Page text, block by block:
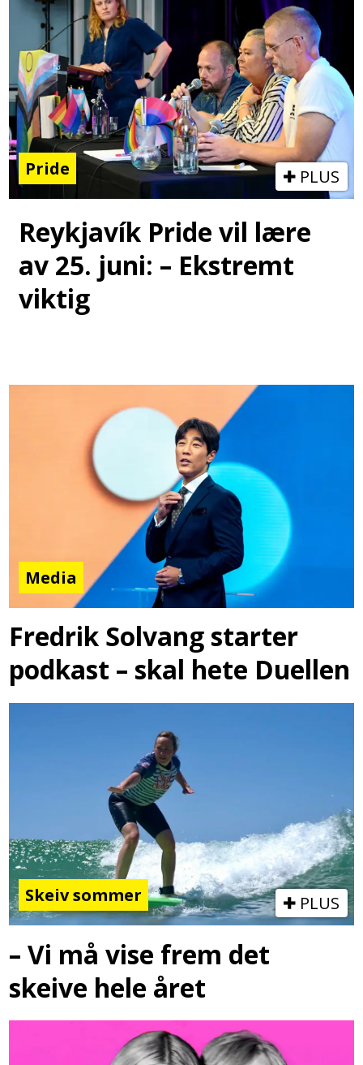
Pride PLUS
Reykjavík Pride vil lære
av 25. juni: – Ekstremt
viktig
Media
Fredrik Solvang starter
podkast – skal hete Duellen
Skeiv sommer PLUS
– Vi må vise frem det
skeive hele året